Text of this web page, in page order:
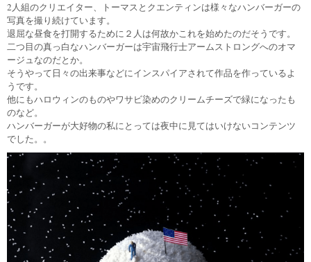
2人組のクリエイター、トーマスとクエンティンは様々なハンバーガーの
写真を撮り続けています。
退屈な昼食を打開するために２人は何故かこれを始めたのだそうです。
二つ目の真っ白なハンバーガーは宇宙飛行士アームストロングへのオマ
ージュなのだとか。
そうやって日々の出来事などにインスパイアされて作品を作っているよ
うです。
他にもハロウィンのものやワサビ染めのクリームチーズで緑になったも
のなど。
ハンバーガーが大好物の私にとっては夜中に見てはいけないコンテンツ
でした。。